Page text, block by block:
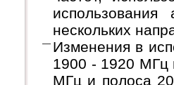
нескольких
Изменения в
1900 - 1920 МГц
МГц и полоса